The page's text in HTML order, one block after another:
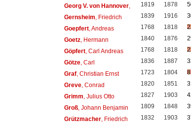
Georg V. von Hannover, 1819 1878
Gernsheim , Friedrich 1839 1916
Goepfert, Andreas 1768 1818
Goetz, Hermann 1840 1876
Göpfert, Carl Andreas 1768 1818
Götze, Carl 1836 1887
Graf, Christian Ernst 1723 1804
8
Greve, Conrad 1820 1851
Grimm , Julius Otto 1827 1903
Groß, Johann Benjamin 1809 1848
Grützmacher, Friedrich 1832 1903